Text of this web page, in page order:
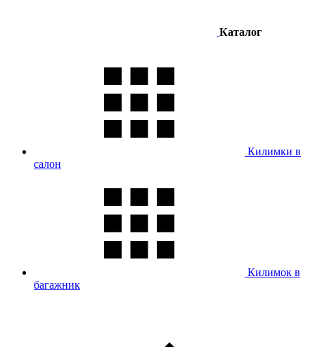
Каталог
Килимки в
салон
Килимок в
багажник